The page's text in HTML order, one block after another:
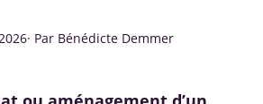
· Par Bénédicte Demmer